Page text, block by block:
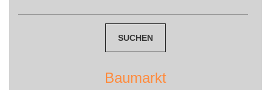
Baumarkt